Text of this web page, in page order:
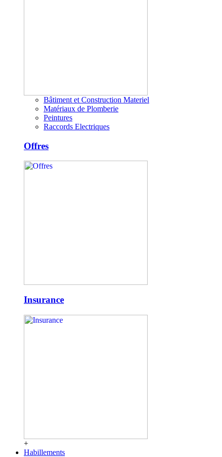
Bâtiment et Construction Materiel
Matériaux de Plomberie
Peintures
Raccords Electriques
Offres
Insurance
+
Habillements